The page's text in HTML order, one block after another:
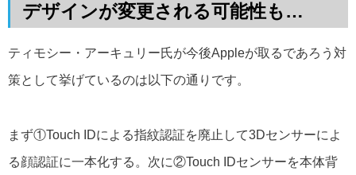
デザインが変更される可能性も…
ティモシー・アーキュリー氏が今後Appleが取るであろう対
策として挙げているのは以下の通りです。
まず①Touch IDによる指紋認証を廃止して3Dセンサーによ
る顔認証に一本化する。次に②Touch IDセンサーを本体背